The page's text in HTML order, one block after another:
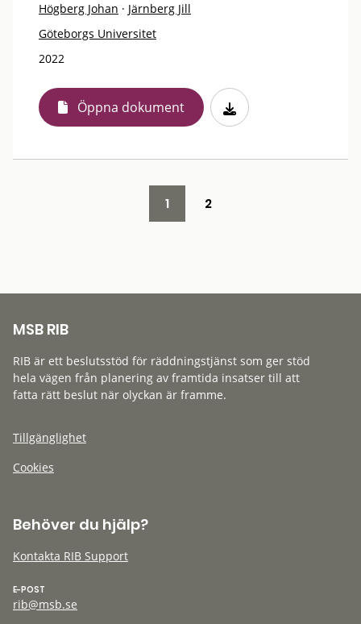
Högberg Johan · Järnberg Jill
Göteborgs Universitet
2022
Öppna dokument
1 2
MSB RIB
RIB är ett beslutsstöd för räddningstjänst som ger stöd
hela vägen från planering av framtida insatser till att
fatta rätt beslut när olyckan är framme.
Tillgänglighet
Cookies
Behöver du hjälp?
Kontakta RIB Support
E-POST
rib@msb.se